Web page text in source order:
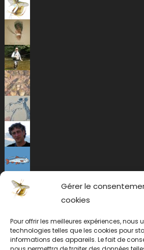
Gérer le
cookies
Pour offrir les meilleures expériences, nous
technologies telles que les cookies pour
informations des appareils. Le fait de